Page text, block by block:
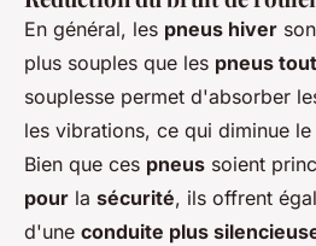
En général, les pneus hiver
plus souples que les pneus
souplesse permet d'absorber
les vibrations, ce qui diminue le
Bien que ces pneus soient
pour la sécurité, ils offrent
d'une conduite plus